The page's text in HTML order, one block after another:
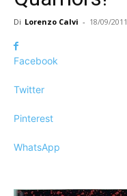
Di Lorenzo Calvi - 18/09/2011
Facebook
Twitter
Pinterest
WhatsApp